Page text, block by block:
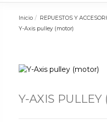
Inicio REPUESTOS Y
Y-Axis pulley (motor)
Y-AXIS PULLEY